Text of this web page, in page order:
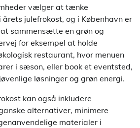
vælger at tænke
julefrokost, og i København er
sammensætte en grøn og
for eksempel at holde
restaurant, hvor menuen
i sæson, eller book et eventsted,
løsninger og grøn energi.
kan også inkludere
alternativer, minimere
materialer i